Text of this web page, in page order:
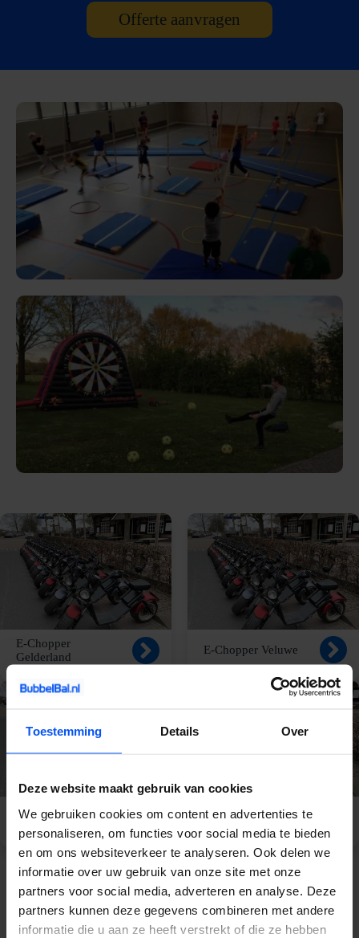
Toestemming Details Over
Deze website maakt gebruik van cookies
We gebruiken cookies om content en advertenties te
personaliseren, om functies voor social media te bieden
en om ons websiteverkeer te analyseren. Ook delen we
informatie over uw gebruik van onze site met onze
partners voor social media, adverteren en analyse. Deze
partners kunnen deze gegevens combineren met andere
informatie die u aan ze heeft verstrekt of die ze hebben
Offerte aanvragen
E-Chopper
Gelderland
E-Chopper Veluwe
E-Chopper Apeldoorn E-Chopper Nijmegen
Bekijk meer activiteiten